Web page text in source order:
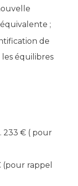
;
de
équilibres
233 € ( pour
rappel